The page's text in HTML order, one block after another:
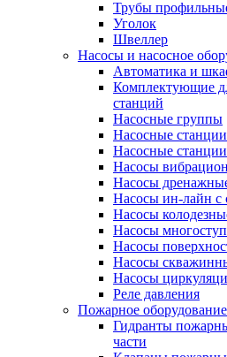
Трубы
Уголок
Швеллер
Насосы и насосное
Автоматика и
Комплектующие
станций
Насосные группы
Насосные
Насосные
Насосы
Насосы
Насосы ин-лайн с
Насосы
Насосы
Насосы
Насосы
Насосы
Реле давления
Пожарное оборудование
Гидранты
части